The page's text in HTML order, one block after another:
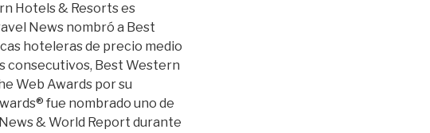
Hotels & Resorts es
News nombró a Best
hoteleras de precio medio
consecutivos, Best Western
Web Awards por su
fue nombrado uno de
& World Report durante